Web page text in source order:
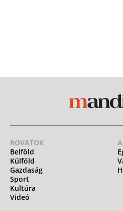
ROVATOK
Belföld
Külföld
Gazdaság
Sport
Kultúra
Videó